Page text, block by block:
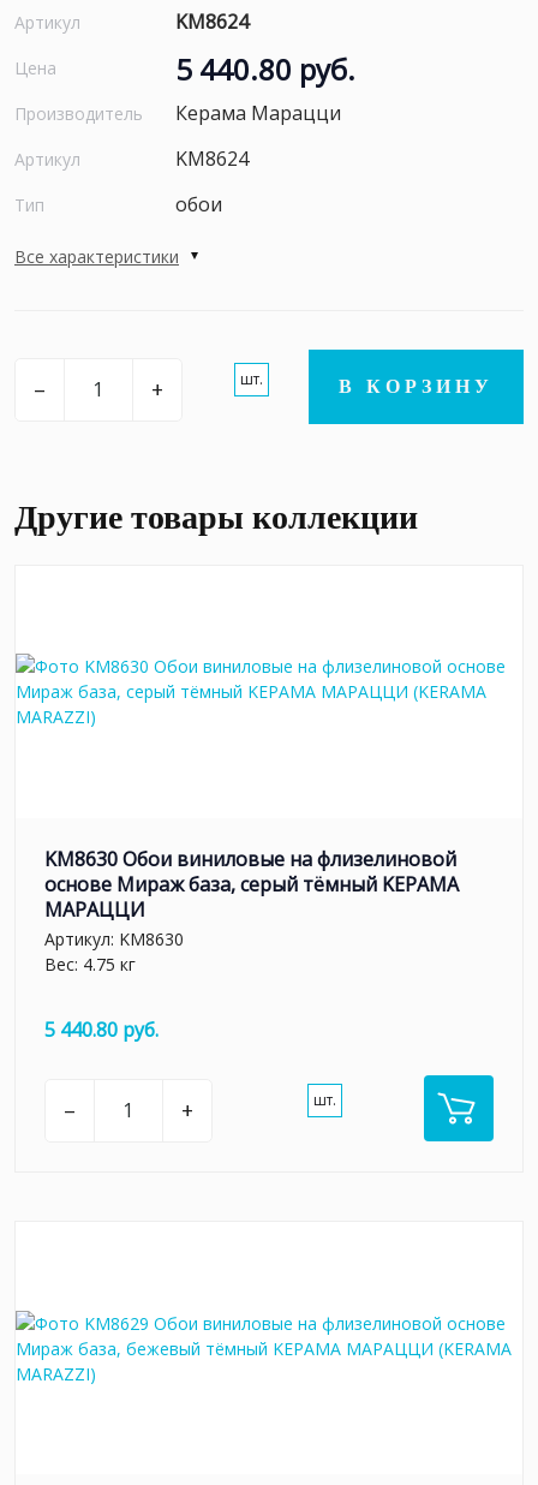
Артикул KM8624
Цена 5 440.80 руб.
Производитель Керама Марацци
Артикул KM8624
Тип обои
Все характеристики
– + шт. В КОРЗИНУ
Другие товары коллекции
KM8630 Обои виниловые на флизелиновой
основе Мираж база, серый тёмный KЕРАМА
МАРАЦЦИ
Артикул: KM8630
Вес: 4.75 кг
5 440.80 руб.
– + шт.